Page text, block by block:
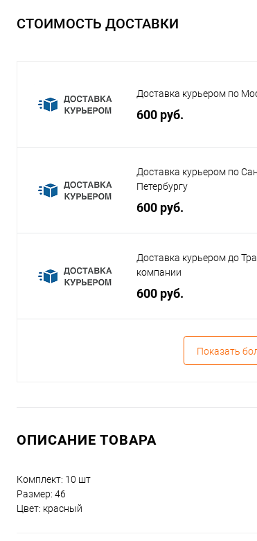
СТОИМОСТЬ ДОСТАВКИ
Доставка курьером по
600 руб.
Доставка курьером по
Петербургу
600 руб.
Доставка курьером до
компании
600 руб.
Показать
ОПИСАНИЕ ТОВАРА
Комплект: 10 шт
Размер: 46
Цвет: красный